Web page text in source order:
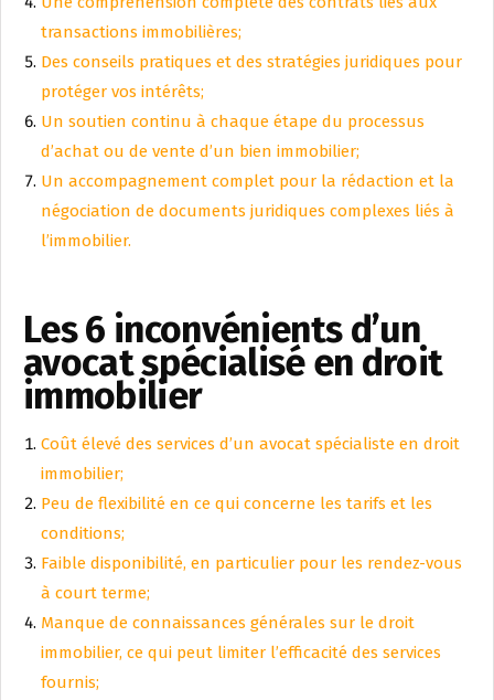
transactions immobilières;
Des conseils pratiques et des stratégies juridiques pour
protéger vos intérêts;
Un soutien continu à chaque étape du processus
d’achat ou de vente d’un bien immobilier;
Un accompagnement complet pour la rédaction et la
négociation de documents juridiques complexes liés à
l’immobilier.
Les 6 inconvénients d’un
avocat spécialisé en droit
immobilier
Coût élevé des services d’un avocat spécialiste en droit
immobilier;
Peu de flexibilité en ce qui concerne les tarifs et les
conditions;
Faible disponibilité, en particulier pour les rendez-vous
à court terme;
Manque de connaissances générales sur le droit
immobilier, ce qui peut limiter l’efficacité des services
fournis;